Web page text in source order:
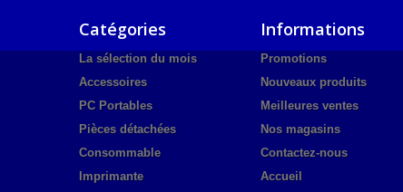
Catégories
La sélection du mois
Accessoires
PC Portables
Pièces détachées
Consommable
Imprimante
Informations
Promotions
Nouveaux produits
Meilleures ventes
Nos magasins
Contactez-nous
Accueil